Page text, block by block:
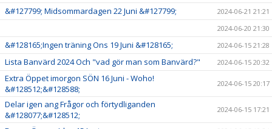
&#127799; Midsommardagen 22 Juni &#127799;
2024-06-21 21:21
2024-06-20 21:30
&#128165;Ingen träning Ons 19 Juni &#128165; 2024-06-15 21:28
Lista Banvärd 2024 Och "vad gör man som Banvärd?" 2024-06-15 20:32
Extra Öppet imorgon SÖN 16 Juni - Woho!
&#128512;&#128588;
2024-06-15 20:17
Delar igen ang Frågor och förtydliganden
&#128077;&#128512;
2024-06-15 17:21